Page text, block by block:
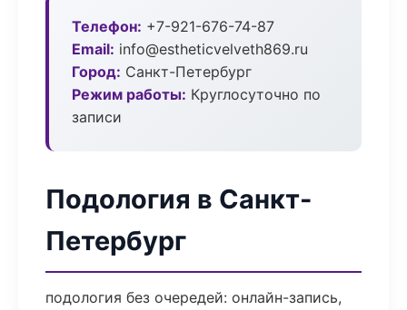
Телефон: +7-921-676-74-87
Email: info@estheticvelveth869.ru
Город: Санкт-Петербург
Режим работы: Круглосуточно по
записи
Подология в Санкт-
Петербург
подология без очередей: онлайн-запись,